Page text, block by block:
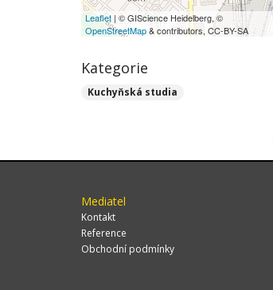
Leaflet | © GIScience Heidelberg, ©
OpenStreetMap& contributors, CC-BY-SA
Kategorie
Kuchyňská studia
Mediatel
Kontakt
Reference
Obchodní podmínky